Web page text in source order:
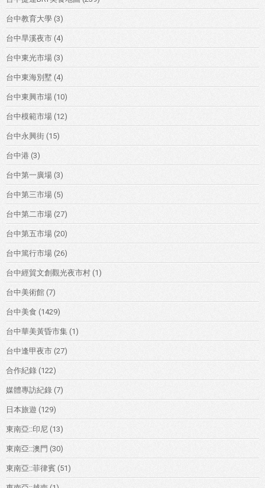
台中教育大學 (3)
台中旱溪夜市 (4)
台中東光市場 (3)
台中東海別墅 (4)
台中東興市場 (10)
台中模範市場 (12)
台中永興街 (15)
台中港 (3)
台中第一廣場 (3)
台中第三市場 (5)
台中第二市場 (27)
台中第五市場 (20)
台中篤行市場 (26)
台中經貿文創觀光夜市村 (1)
台中美術館 (7)
台中美食 (1429)
台中華美黃昏市集 (1)
台中逢甲夜市 (27)
合作紀錄 (122)
媒體專訪紀錄 (7)
日本旅遊 (129)
東南亞::印尼 (13)
東南亞::澳門 (30)
東南亞::菲律賓 (51)